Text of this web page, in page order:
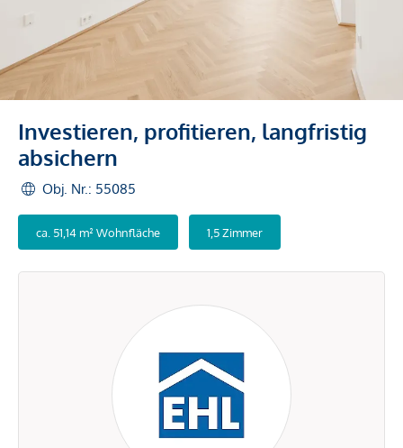
Investieren, profitieren, langfristig
absichern
Obj. Nr.: 55085
ca. 51,14 m² Wohnfläche 1,5 Zimmer